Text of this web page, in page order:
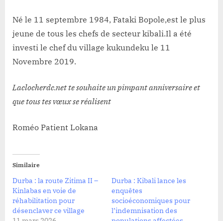
Né le 11 septembre 1984, Fataki Bopole,est le plus
jeune de tous les chefs de secteur kibali.Il a été
investi le chef du village kukundeku le 11
Novembre 2019.
Laclocherdc.net te souhaite un pimpant anniversaire et
que tous tes vœux se réalisent
Roméo Patient Lokana
Similaire
Durba : la route Zitima II –
Kinlabas en voie de
réhabilitation pour
désenclaver ce village
Durba : Kibali lance les
enquêtes
socioéconomiques pour
l’indemnisation des